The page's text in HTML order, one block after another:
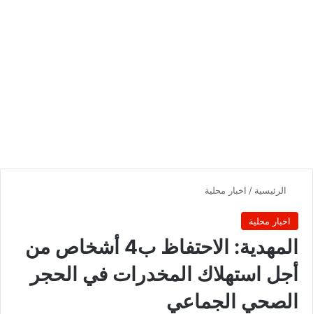
الرئيسية / اخبار محلية
اخبار محلية
المهدية: الاحتفاظ ب4 أشخاص من
أجل استهلاك المخدرات في الحجر
الصحي الجماعي